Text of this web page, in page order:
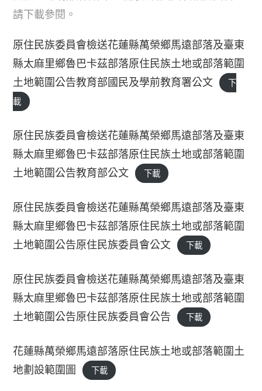
請下載參閱。
原住民族委員會檢送花蓮縣萬榮鄉馬遠部落及臺東
縣太麻里鄉魯巴卡茲部落原住民族土地或部落範圍
土地範圍公告教育部國民及學前教育署公文
下
載
原住民族委員會檢送花蓮縣萬榮鄉馬遠部落及臺東
縣太麻里鄉魯巴卡茲部落原住民族土地或部落範圍
土地範圍公告教育部公文
下載
原住民族委員會檢送花蓮縣萬榮鄉馬遠部落及臺東
縣太麻里鄉魯巴卡茲部落原住民族土地或部落範圍
土地範圍公告原住民族委員會公文
下載
原住民族委員會檢送花蓮縣萬榮鄉馬遠部落及臺東
縣太麻里鄉魯巴卡茲部落原住民族土地或部落範圍
土地範圍公告原住民族委員會公告
下載
花蓮縣萬榮鄉馬遠部落原住民族土地或部落範圍土
地劃設範圍圖
下載